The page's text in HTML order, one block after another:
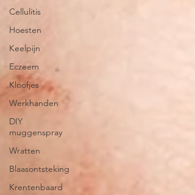
Cellulitis
Hoesten
Keelpijn
Eczeem
Kloofjes
Werkhanden
DIY
muggenspray
Wratten
Blaasontsteking
Krentenbaard